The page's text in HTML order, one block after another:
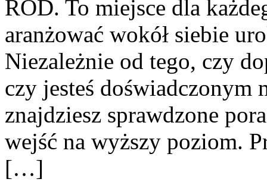
ROD. To miejsce dla
aranżować wokół siebie
Niezależnie od tego, czy
czy jesteś doświadczonym
znajdziesz sprawdzone
wejść na wyższy poziom.
[…]